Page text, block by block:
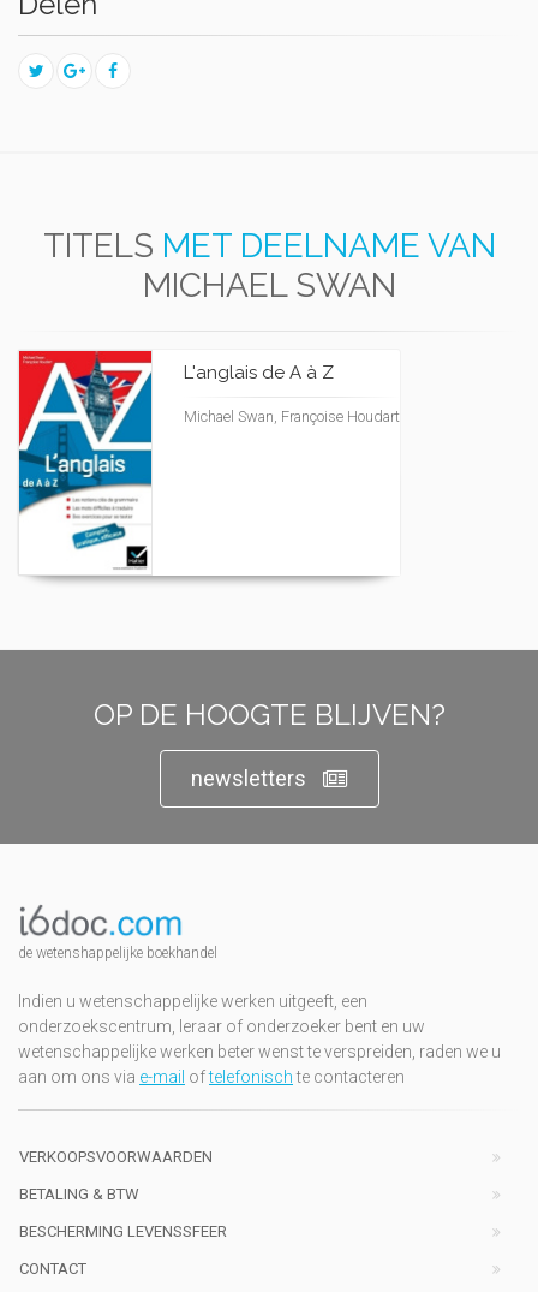
TITELS MET DEELNAME VAN
MICHAEL SWAN
L'anglais de A à Z
Michael Swan, Françoise Houdart
OP DE HOOGTE BLIJVEN?
newsletters
de wetenshappelijke boekhandel
Indien u wetenschappelijke werken uitgeeft, een
onderzoekscentrum, leraar of onderzoeker bent en uw
wetenschappelijke werken beter wenst te verspreiden, raden we u
aan om ons via e-mail oftelefonischte contacteren
VERKOOPSVOORWAARDEN
BETALING & BTW
BESCHERMING LEVENSSFEER
CONTACT